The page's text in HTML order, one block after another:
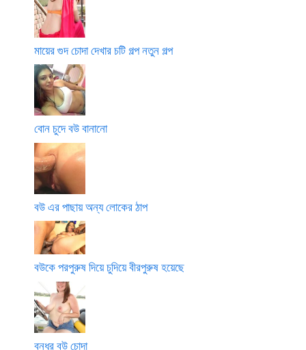
মায়ের গুদ চোদা দেখার চটি গল্প নতুন গল্প
বোন চুদে বউ বানানো
বউ এর পাছায় অন্য লোকের ঠাপ
বউকে পরপুরুষ দিয়ে চুদিয়ে বীরপুরুষ হয়েছে
বন্ধুর বউ চোদা